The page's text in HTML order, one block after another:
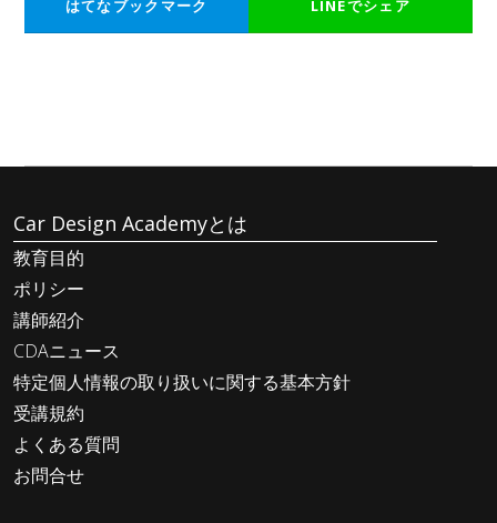
はてなブックマーク LINEでシェア
Car Design Academyとは
教育目的
ポリシー
講師紹介
CDAニュース
特定個人情報の取り扱いに関する基本方針
受講規約
よくある質問
お問合せ